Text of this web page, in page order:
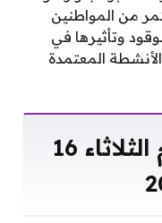
من المواطنين
وتأثيرها في
المعتمدة
أسعار البنزين اليوم الثلاثاء 16